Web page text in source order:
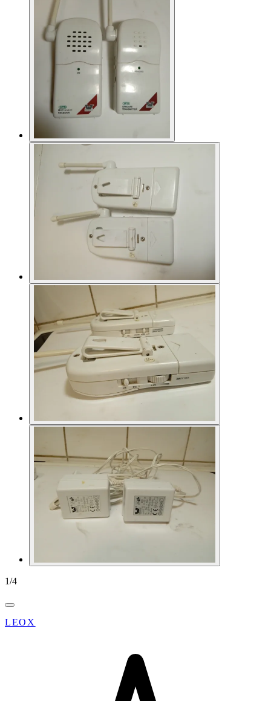
1/4
LEOX